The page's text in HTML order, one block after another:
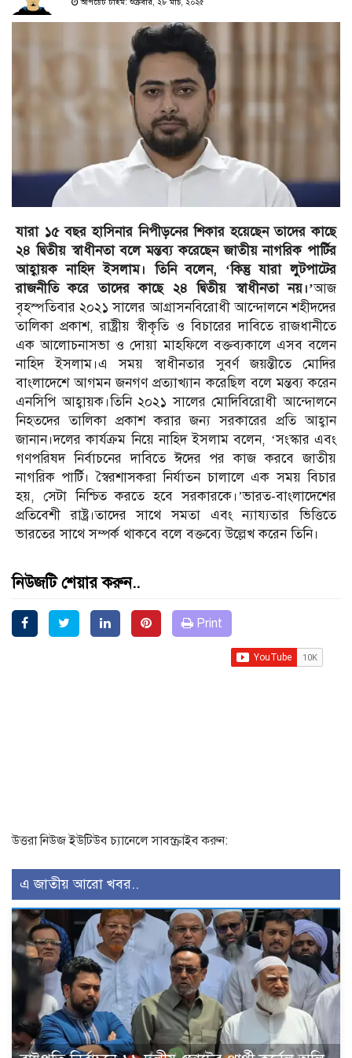
আপডেট টাইম: শুক্রবার, ২৮ মার্চ, ২০২৫
যারা ১৫ বছর হাসিনার নিপীড়নের শিকার হয়েছেন তাদের কাছে
২৪ দ্বিতীয় স্বাধীনতা বলে মন্তব্য করেছেন জাতীয় নাগরিক পার্টির
আহ্বায়ক নাহিদ ইসলাম। তিনি বলেন, ‘কিন্তু যারা লুটপাটের
রাজনীতি করে তাদের কাছে ২৪ দ্বিতীয় স্বাধীনতা নয়।’আজ
বৃহস্পতিবার ২০২১ সালের আগ্রাসনবিরোধী আন্দোলনে শহীদদের
তালিকা প্রকাশ, রাষ্ট্রীয় স্বীকৃতি ও বিচারের দাবিতে রাজধানীতে
এক আলোচনাসভা ও দোয়া মাহফিলে বক্তব্যকালে এসব বলেন
নাহিদ ইসলাম।এ সময় স্বাধীনতার সুবর্ণ জয়ন্তীতে মোদির
বাংলাদেশে আগমন জনগণ প্রত্যাখ্যান করেছিল বলে মন্তব্য করেন
এনসিপি আহ্বায়ক।তিনি ২০২১ সালের মোদিবিরোধী আন্দোলনে
নিহতদের তালিকা প্রকাশ করার জন্য সরকারের প্রতি আহ্বান
জানান।দলের কার্যক্রম নিয়ে নাহিদ ইসলাম বলেন, ‘সংস্কার এবং
গণপরিষদ নির্বাচনের দাবিতে ঈদের পর কাজ করবে জাতীয়
নাগরিক পার্টি। স্বৈরশাসকরা নির্যাতন চালালে এক সময় বিচার
হয়, সেটা নিশ্চিত করতে হবে সরকারকে।’ভারত-বাংলাদেশের
প্রতিবেশী রাষ্ট্র।তাদের সাথে সমতা এবং ন্যায্যতার ভিত্তিতে
ভারতের সাথে সম্পর্ক থাকবে বলে বক্তব্যে উল্লেখ করেন তিনি।
নিউজটি শেয়ার করুন..
Print
উত্তরা নিউজ ইউটিউব চ্যানেলে সাবস্ক্রাইব করুন:
এ জাতীয় আরো খবর..